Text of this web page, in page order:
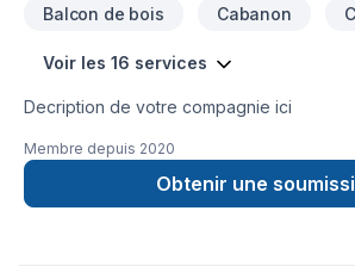
Balcon de bois Cabanon
Voir les 16 services
Decription de votre compagnie ici
Membre depuis 2020
Obtenir une